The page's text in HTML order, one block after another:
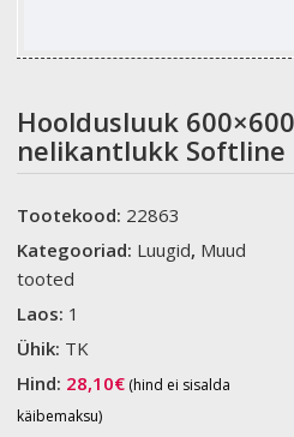
Hooldusluuk
nelikantlukk Softline
Tootekood: 22863
Kategooriad: Luugid, Muud
tooted
Laos: 1
Ühik: TK
Hind: 28,10€ (hind ei sisalda
käibemaksu)